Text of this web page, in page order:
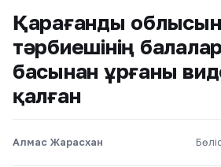
Қарағанды
тәрбиешінің
басынан ұрғаны
қалған
Алмас Жарасхан